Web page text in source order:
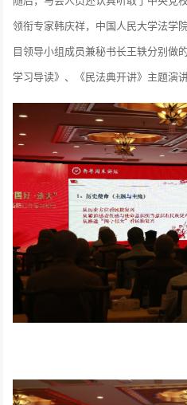
领衔专家韩庆祥，中国人民大学法学
目领导小组成员兼秘书长王轶分别做
学习导读》、《民法典开讲》主题演讲